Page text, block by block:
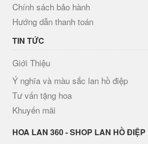
Chính sách bảo hành
Hướng dẫn thanh toán
TIN TỨC
Giới Thiệu
Ý nghĩa và màu sắc lan hồ điệp
Tư vấn tặng hoa
Khuyến mãi
H​OA LAN 360 - SHOP LAN HỒ ĐIỆP